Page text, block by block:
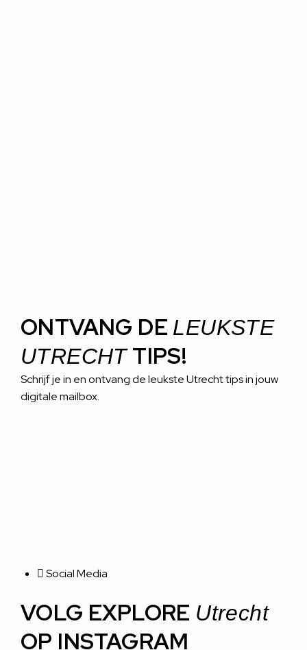
ONTVANG DE LEUKSTE
UTRECHTTIPS!
Schrijf je in en ontvang de leukste Utrecht tips in jouw
digitale mailbox.
Social Media
VOLG EXPLORE Utrecht
OP INSTAGRAM